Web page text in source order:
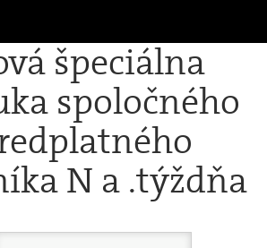
špeciálna
spoločného
N a .týždňa